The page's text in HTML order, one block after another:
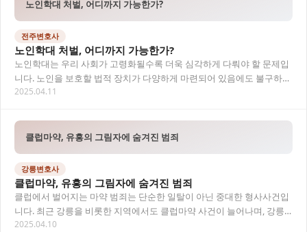
노인학대 처벌, 어디까지 가능한가?
전주변호사
노인학대 처벌, 어디까지 가능한가?
노인학대는 우리 사회가 고령화될수록 더욱 심각하게 다뤄야 할 문제입
니다. 노인을 보호할 법적 장치가 다양하게 마련되어 있음에도 불구하
고, 현실에서는 여전히 많은 노인들이 신체적·정…
2025.04.11
클럽마약, 유흥의 그림자에 숨겨진 범죄
강릉변호사
클럽마약, 유흥의 그림자에 숨겨진 범죄
클럽에서 벌어지는 마약 범죄는 단순한 일탈이 아닌 중대한 형사사건입
니다. 최근 강릉을 비롯한 지역에서도 클럽마약 사건이 늘어나며, 강릉
변호사와의 법률상담 중요성이 커지고 있습니다.…
2025.04.10